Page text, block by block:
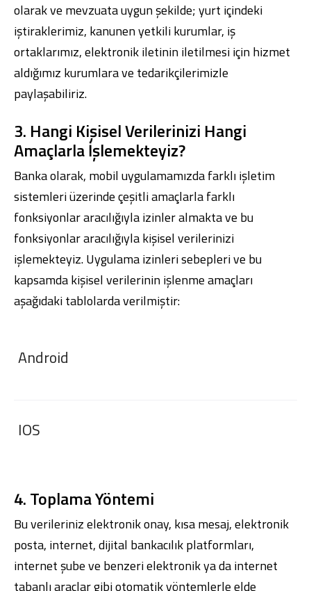
olarak ve mevzuata uygun şekilde; yurt içindeki
iştiraklerimiz, kanunen yetkili kurumlar, iş
ortaklarımız, elektronik iletinin iletilmesi için hizmet
aldığımız kurumlara ve tedarikçilerimizle
paylaşabiliriz.
3. Hangi Kişisel Verilerinizi Hangi
Amaçlarla İşlemekteyiz?
Banka olarak, mobil uygulamamızda farklı işletim
sistemleri üzerinde çeşitli amaçlarla farklı
fonksiyonlar aracılığıyla izinler almakta ve bu
fonksiyonlar aracılığıyla kişisel verilerinizi
işlemekteyiz. Uygulama izinleri sebepleri ve bu
kapsamda kişisel verilerinin işlenme amaçları
aşağıdaki tablolarda verilmiştir:
Android
IOS
4. Toplama Yöntemi
Bu verileriniz elektronik onay, kısa mesaj, elektronik
posta, internet, dijital bankacılık platformları,
internet şube ve benzeri elektronik ya da internet
tabanlı araçlar gibi otomatik yöntemlerle elde